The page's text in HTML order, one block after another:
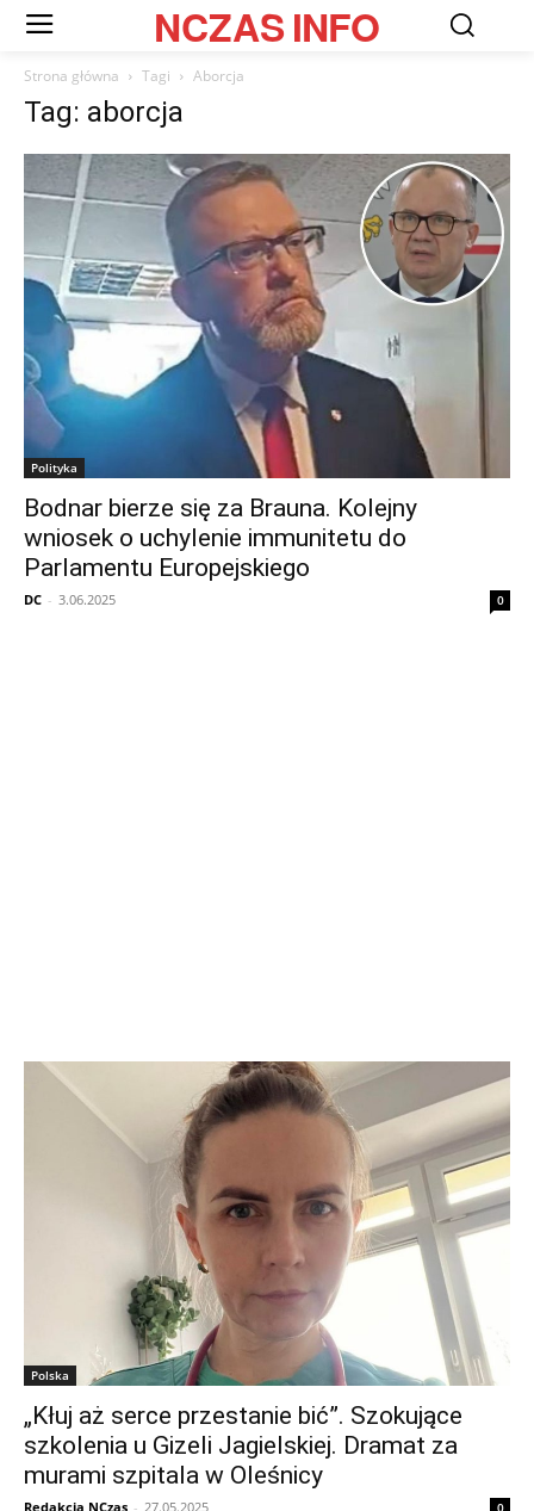
NCZASINFO
Strona główna Tagi Aborcja
Tag: aborcja
Polityka
Bodnar bierze się za Brauna. Kolejny
wniosek o uchylenie immunitetu do
Parlamentu Europejskiego
DC - 3.06.2025 0
Polska
„Kłuj aż serce przestanie bić”. Szokujące
szkolenia u Gizeli Jagielskiej. Dramat za
murami szpitala w Oleśnicy
Redakcja NCzas - 27.05.2025